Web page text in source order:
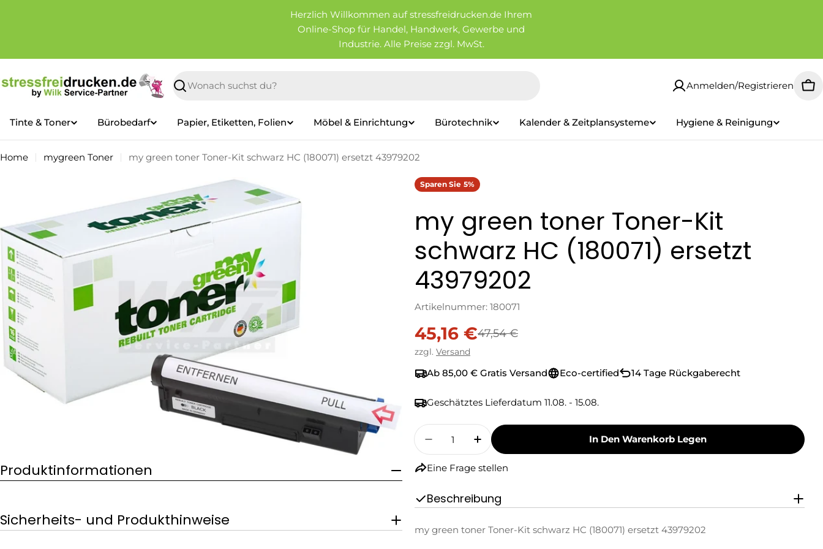
Herzlich Willkommen auf stressfreidrucken.de Ihrem
Online-Shop für Handel, Handwerk, Gewerbe und
Industrie. Alle Preise zzgl. MwSt.
Suchen
Anmelden/Registrieren
Tinte & Toner Bürobedarf Papier, Etiketten, Folien Möbel & Einrichtung Bürotechnik Kalender & Zeitplansysteme Hygiene & Reinigung
Home mygreen Toner my green toner Toner-Kit schwarz HC (180071) ersetzt 43979202
Produktinformationen
Sie das Medium 0 im Modalformat
Produktinformationen
Sicherheits- und Produkthinweise
Sparen Sie 5%
my green toner Toner-Kit
schwarz HC (180071) ersetzt
43979202
Artikelnummer: 180071
Verkaufspreis
45,16 €
Regulärer
Preis
47,54 €
zzgl. Versand
Ab 85,00 € Gratis Versand Eco-certified 14 Tage Rückgaberecht
Geschätztes Lieferdatum 11.08. - 15.08.
Menge
Menge Für My Green Toner Toner-Kit Schwarz HC (180071) Ersetzt
Menge Für My Green Toner Toner-Kit Schwarz HC (180071)
In Den Warenkorb Legen
Eine Frage stellen
Beschreibung
my green toner Toner-Kit schwarz HC (180071) ersetzt 43979202